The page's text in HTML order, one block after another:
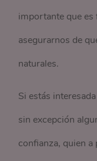
importante que
asegurarnos de
naturales.
Si estás
sin excepción
confianza, quien